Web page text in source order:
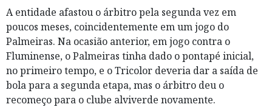
A entidade afastou o árbitro pela segunda vez em
poucos meses, coincidentemente em um jogo do
Palmeiras. Na ocasião anterior, em jogo contra o
Fluminense, o Palmeiras tinha dado o pontapé inicial,
no primeiro tempo, e o Tricolor deveria dar a saída de
bola para a segunda etapa, mas o árbitro deu o
recomeço para o clube alviverde novamente.